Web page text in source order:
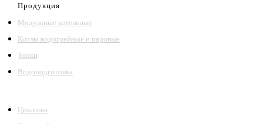
Продукция
Модульные котельные
Котлы водогрейные и паровые
Топки
Водоподготовка
Циклоны